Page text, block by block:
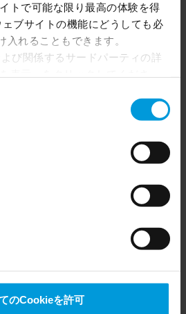
トで可能な限り最高の体験を得
ブサイトの機能にどうしても必
入れることもできます。
び関係するサードパーティの詳
ます。
clauses with our third-party
we shall inform you that the
(please see latest status
(such as Microsoft and
be required to give data
data to the US either based on
のCookieを許可
中心に位置するオープンプラット
利用できます。
と組み合わせることで、ベイピ
ムダッシュボードやワークフロー
を実現